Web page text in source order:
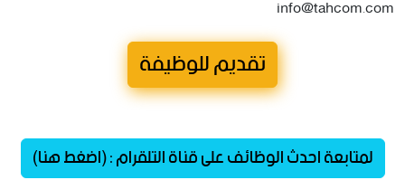
info@tahcom.com
تقديم للوظيفة
لمتابعة احدث الوظائف على قناة التلقرام : (اضغط هنا)